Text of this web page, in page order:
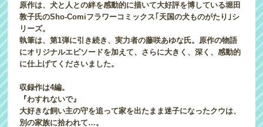
原作は、犬と人との絆を感動的に描いて大好評を博している堀田
敦子氏のSho-Comiフラワーコミックス｢天国の犬ものがたり｣シ
リーズ。
執筆は、第1弾に引き続き、実力者の藤咲あゆな氏。原作の物語
にオリジナルエピソードを加えて、さらに大きく、深く、感動的
に仕上げてくださいました。
収録作は4編。
『わすれないで』
大好きな飼い主の守を追って家を出たまま迷子になったクウは、
別の家族に拾われて…。